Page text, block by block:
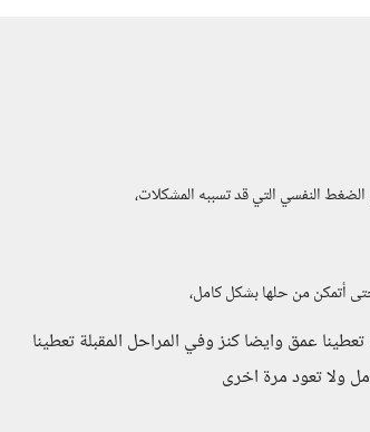
النفسي التي قد تسببه المشكلات،
أتمكن من حلها بشكل كامل،
عمق وايضا كنز وفي المراحل المقبلة تعطينا
ولا تعود مرة اخرى